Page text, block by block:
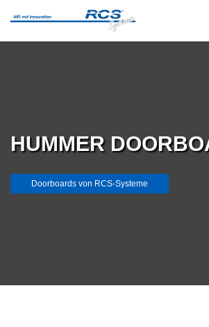
HUMMER
Doorboards von RCS-Systeme